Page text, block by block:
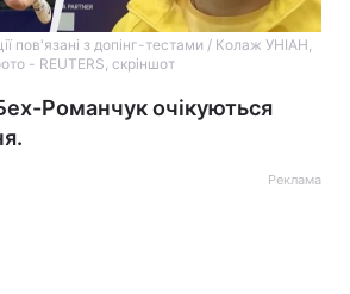
пов'язані з допінг-тестами / Колаж УНІАН,
- REUTERS, скріншот
Романчук очікуються
Реклама